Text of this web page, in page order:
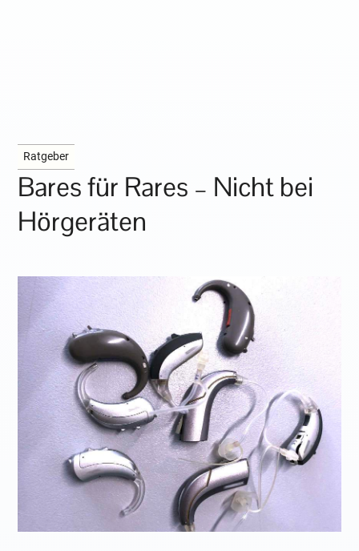
Ratgeber
Bares für Rares – Nicht bei
Hörgeräten